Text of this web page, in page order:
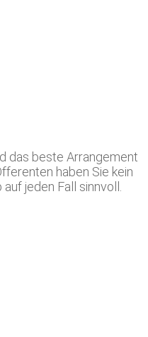
das beste Arrangement
haben Sie kein
jeden Fall sinnvoll.